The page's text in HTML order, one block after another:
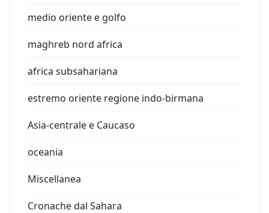
medio oriente e golfo
maghreb nord africa
africa subsahariana
estremo oriente regione indo-birmana
Asia-centrale e Caucaso
oceania
Miscellanea
Cronache dal Sahara